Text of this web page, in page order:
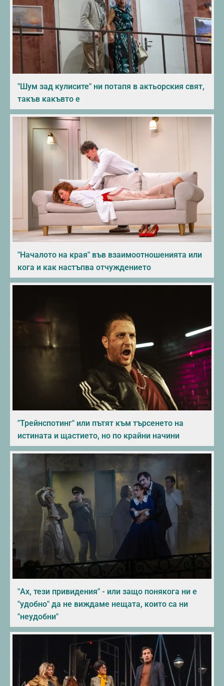
"Шум зад кулисите" ни потапя в актьорския свят,
такъв какъвто е
"Началото на края" във взаимоотношенията или
кога и как настъпва отчуждението
"Трейнспотинг" или пътят към търсенето на
истината и щастието, но по крайни начини
"Ах, тези привидения" - или защо понякога ни е
"удобно" да не виждаме нещата, които са ни
"неудобни"